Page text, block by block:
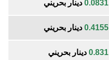
0.0831 دينار بحريني
0.4155 دينار بحريني
0.831 دينار بحريني